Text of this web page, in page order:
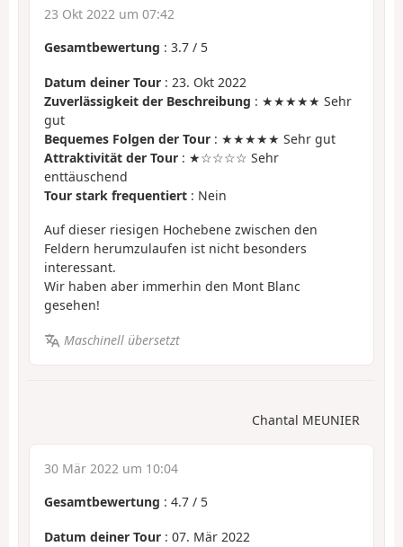
23 Okt 2022 um 07:42
Gesamtbewertung : 3.7 / 5
Datum deiner Tour : 23. Okt 2022
Zuverlässigkeit der Beschreibung : ★★★★★ Sehr
gut
Bequemes Folgen der Tour : ★★★★★ Sehr gut
Attraktivität der Tour : ★☆☆☆☆ Sehr
enttäuschend
Tour stark frequentiert : Nein
Auf dieser riesigen Hochebene zwischen den
Feldern herumzulaufen ist nicht besonders
interessant.
Wir haben aber immerhin den Mont Blanc
gesehen!
Maschinell übersetzt
Chantal MEUNIER
30 Mär 2022 um 10:04
Gesamtbewertung : 4.7 / 5
Datum deiner Tour : 07. Mär 2022